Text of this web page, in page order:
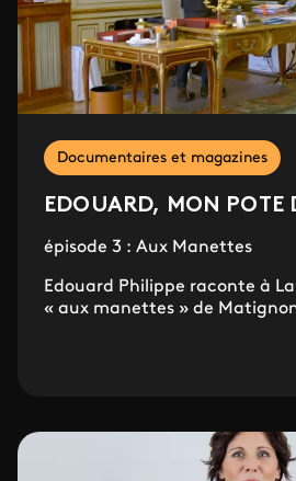
Documentaires et magazines
EDOUARD, MON POTE
épisode 3 : Aux Manettes
Edouard Philippe raconte à
« aux manettes » de